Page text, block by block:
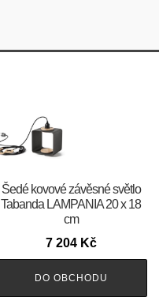
Šedé kovové závěsné světlo
Tabanda LAMPANIA 20 x 18
cm
7 204 Kč
DO OBCHODU